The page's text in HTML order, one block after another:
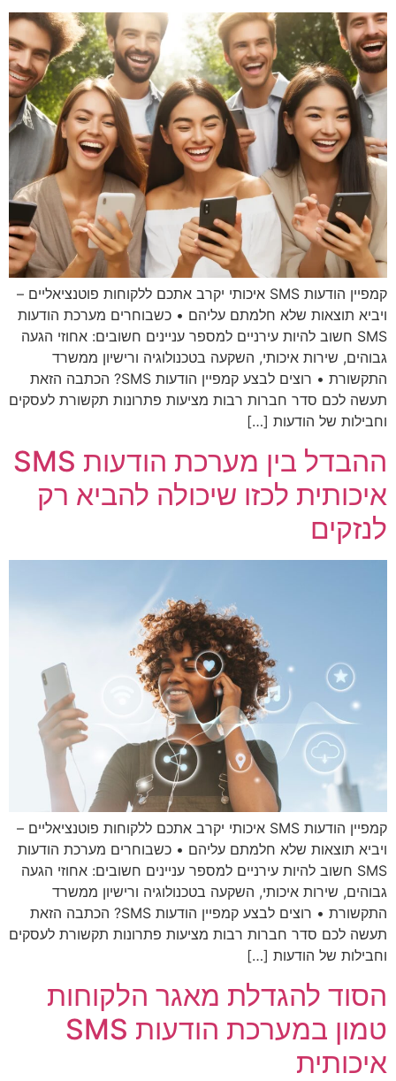
קמפיין הודעות SMS איכותי יקרב אתכם ללקוחות פוטנציאליים –
ויביא תוצאות שלא חלמתם עליהם • כשבוחרים מערכת הודעות
SMS חשוב להיות עירניים למספר עניינים חשובים: אחוזי הגעה
גבוהים, שירות איכותי, השקעה בטכנולוגיה ורישיון ממשרד
התקשורת • רוצים לבצע קמפיין הודעות SMS? הכתבה הזאת
תעשה לכם סדר חברות רבות מציעות פתרונות תקשורת לעסקים
וחבילות של הודעות […]
ההבדל בין מערכת הודעות SMS
איכותית לכזו שיכולה להביא רק
לנזקים
קמפיין הודעות SMS איכותי יקרב אתכם ללקוחות פוטנציאליים –
ויביא תוצאות שלא חלמתם עליהם • כשבוחרים מערכת הודעות
SMS חשוב להיות עירניים למספר עניינים חשובים: אחוזי הגעה
גבוהים, שירות איכותי, השקעה בטכנולוגיה ורישיון ממשרד
התקשורת • רוצים לבצע קמפיין הודעות SMS? הכתבה הזאת
תעשה לכם סדר חברות רבות מציעות פתרונות תקשורת לעסקים
וחבילות של הודעות […]
הסוד להגדלת מאגר הלקוחות
טמון במערכת הודעות SMS
איכותית